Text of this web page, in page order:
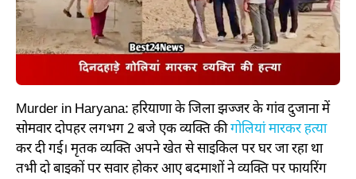
Murder in Haryana: हरियाणा के जिला झज्जर के गांव दुजाना में
सोमवार दोपहर लगभग 2 बजे एक व्यक्ति कीगोलियां मारकर हत्य
कर दी गई। मृतक व्यक्ति अपने खेत से साइकिल पर घर जा रहा था
तभी दो बाइकों पर सवार होकर आए बदमाशों ने व्यक्ति पर फायरिंग